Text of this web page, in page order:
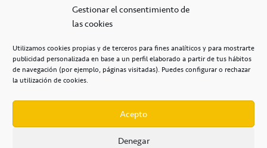
Gestionar el consentimiento de
las cookies
Utilizamos cookies propias y de terceros para fines analíticos y para mostrarte
publicidad personalizada en base a un perfil elaborado a partir de tus hábitos
de navegación (por ejemplo, páginas visitadas). Puedes configurar o rechazar
la utilización de cookies.
Acepto
Denegar
secretaria@cbcanarias.es
+34 922 253 684
Casa del Deporte / 38108 – La Laguna